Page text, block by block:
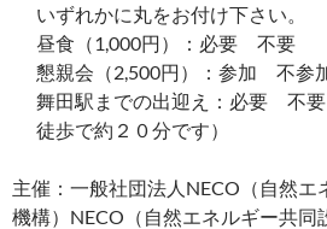
いずれかに丸をお付け下さい。
昼食（1,000円）：必要 不要
懇親会（2,500円）：参加 不参
舞田駅までの出迎え：必要 不
徒歩で約２０分です）
主催：一般社団法人NECO（自然エ
機構）NECO（自然エネルギー共同